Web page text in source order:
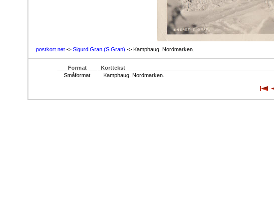
postkort.net -> Sigurd Gran (S.Gran) -> Kamphaug. Nordmarken.
Format Korttekst
Småformat
Kamphaug. Nordmarken.